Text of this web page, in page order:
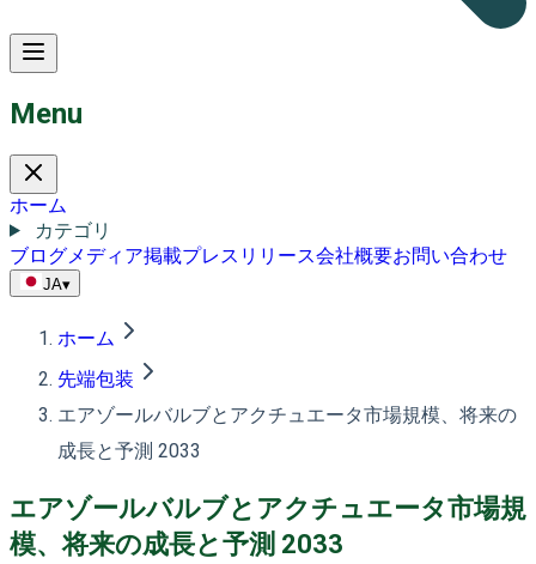
Menu
ホーム
カテゴリ
ブログメディア掲載プレスリリース会社概要お問い合わせ
JA▾
ホーム
先端包装
エアゾールバルブとアクチュエータ市場規模、将来の
成長と予測 2033
エアゾールバルブとアクチュエータ市場規
模、将来の成長と予測 2033